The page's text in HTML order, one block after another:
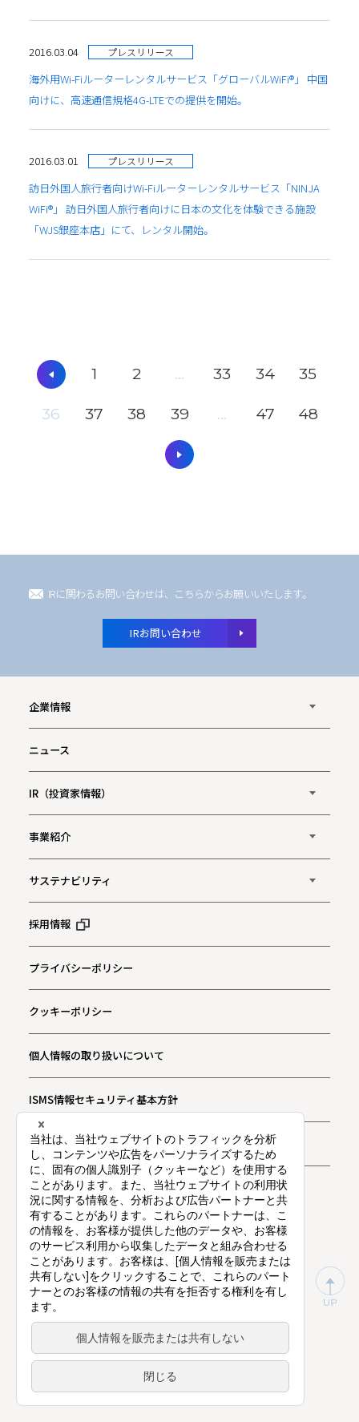
2016.03.04 プレスリリース
海外用Wi-Fiルーターレンタルサービス「グローバルWiFi®」 中国
向けに、高速通信規格4G-LTEでの提供を開始。
2016.03.01 プレスリリース
訪日外国人旅行者向けWi-Fiルーターレンタルサービス「NINJA
WiFi®」 訪日外国人旅行者向けに日本の文化を体験できる施設
「WJS銀座本店」にて、レンタル開始。
1 2 ... 33 34 35
36 37 38 39 ... 47 48
IRに関わるお問い合わせは、こちらからお願いいたします。
IRお問い合わせ
企業情報
ニュース
IR（投資家情報）
事業紹介
サステナビリティ
採用情報
プライバシーポリシー
クッキーポリシー
個人情報の取り扱いについて
ISMS情報セキュリティ基本方針
お問い合わせ
プライバシー通知
©Vision Inc.